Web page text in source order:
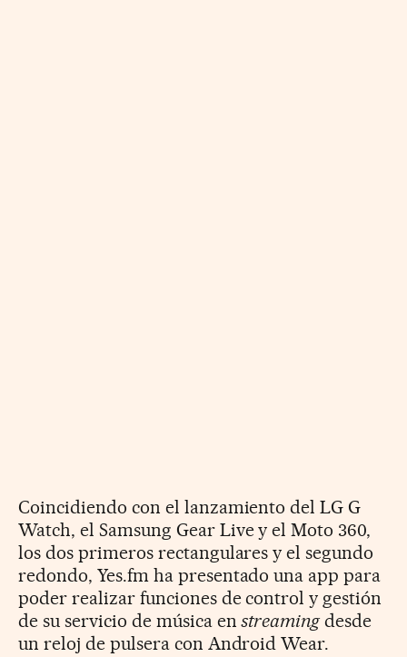
Coincidiendo con el lanzamiento del LG G
Watch, el Samsung Gear Live y el Moto 360,
los dos primeros rectangulares y el segundo
redondo, Yes.fm ha presentado una app para
poder realizar funciones de control y gestión
de su servicio de música enstreamingdesde
un reloj de pulsera con Android Wear.